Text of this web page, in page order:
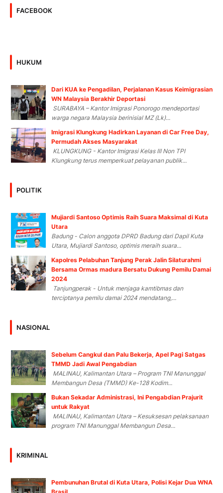
FACEBOOK
HUKUM
Dari KUA ke Pengadilan, Perjalanan Kasus Keimigrasian
WN Malaysia Berakhir Deportasi
SURABAYA – Kantor Imigrasi Ponorogo mendeportasi
warga negara Malaysia berinisial MZ (Lk)...
Imigrasi Klungkung Hadirkan Layanan di Car Free Day,
Permudah Akses Masyarakat
KLUNGKUNG - Kantor Imigrasi Kelas III Non TPI
Klungkung terus memperkuat pelayanan publik...
POLITIK
Mujiardi Santoso Optimis Raih Suara Maksimal di Kuta
Utara
Badung - Calon anggota DPRD Badung dari Dapil Kuta
Utara, Mujiardi Santoso, optimis meraih suara...
Kapolres Pelabuhan Tanjung Perak Jalin Silaturahmi
Bersama Ormas madura Bersatu Dukung Pemilu Damai
2024
Tanjungperak - Untuk menjaga kamtibmas dan
terciptanya pemilu damai 2024 mendatang,...
NASIONAL
Sebelum Cangkul dan Palu Bekerja, Apel Pagi Satgas
TMMD Jadi Awal Pengabdian
MALINAU, Kalimantan Utara – Program TNI Manunggal
Membangun Desa (TMMD) Ke-128 Kodim...
Bukan Sekadar Administrasi, Ini Pengabdian Prajurit
untuk Rakyat
MALINAU, Kalimantan Utara – Kesuksesan pelaksanaan
program TNI Manunggal Membangun Desa...
KRIMINAL
Pembunuhan Brutal di Kuta Utara, Polisi Kejar Dua WNA